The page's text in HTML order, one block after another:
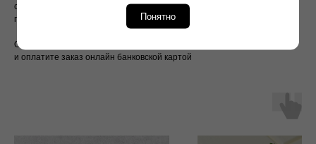
сытной начинки создает идеальное блюдо для завтрака или вкусного
перекуса.
Оформить доставку легко: добавьте товар в корзину
и оплатите заказ онлайн банковской картой
Понятно